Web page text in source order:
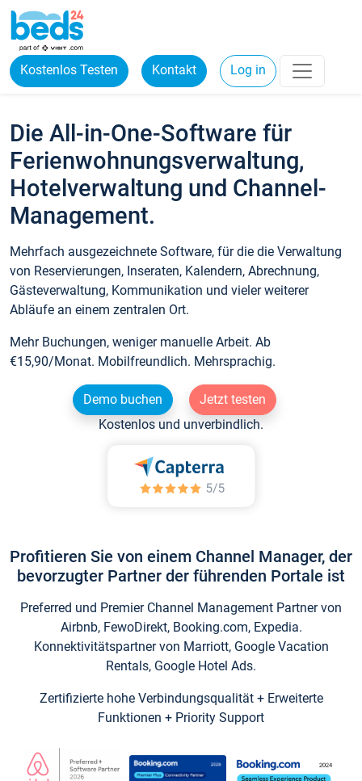
Kostenlos Testen Kontakt Log in
Die All-in-One-Software für
Ferienwohnungsverwaltung,
Hotelverwaltung und Channel-
Management.
Mehrfach ausgezeichnete Software, für die die Verwaltung
von Reservierungen, Inseraten, Kalendern, Abrechnung,
Gästeverwaltung, Kommunikation und vieler weiterer
Abläufe an einem zentralen Ort.
Mehr Buchungen, weniger manuelle Arbeit. Ab
€15,90/Monat. Mobilfreundlich. Mehrsprachig.
Demo buchen
Jetzt testen
Kostenlos und unverbindlich.
Profitieren Sie von einem Channel Manager, der
bevorzugter Partner der führenden Portale ist
Preferred und Premier Channel Management Partner von
Airbnb, FewoDirekt, Booking.com, Expedia.
Konnektivitätspartner von Marriott, Google Vacation
Rentals, Google Hotel Ads.
Zertifizierte hohe Verbindungsqualität + Erweiterte
Funktionen + Priority Support